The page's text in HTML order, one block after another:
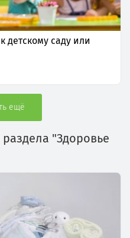
детскому саду или
ещё
раздела "Здоровье